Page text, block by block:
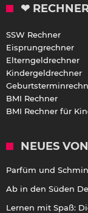
❤
SSW Rechner
Eisprungrechner
Elterngeldrechner
Kindergeldrechner
BMI Rechner
BMI Rechner für
NEUES
Parfüm und
Ab in den Süden
Lernen mit Spaß: